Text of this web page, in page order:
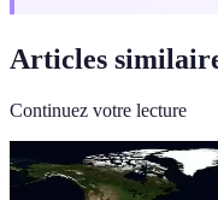
Articles
Continuez votre lecture